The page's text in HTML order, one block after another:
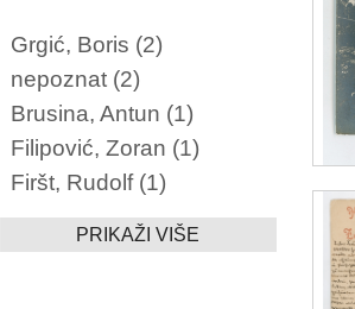
Grgić, Boris (2)
nepoznat (2)
Brusina, Antun (1)
Filipović, Zoran (1)
Firšt, Rudolf (1)
PRIKAŽI VIŠE